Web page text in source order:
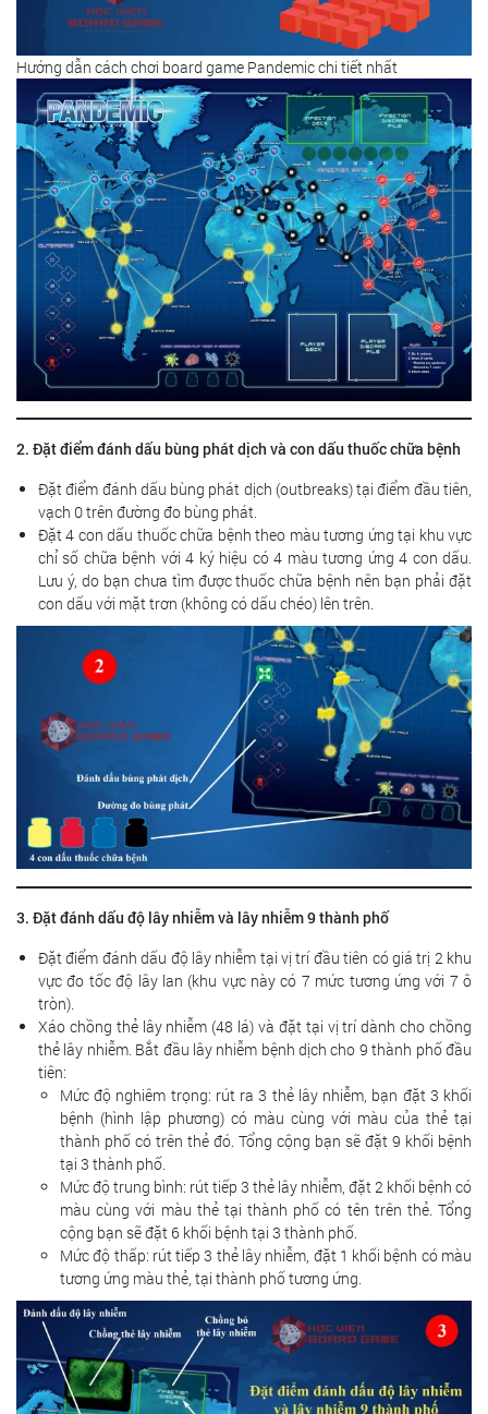
Hướng dẫn cách chơi board game Pandemic chi tiết nhất
2. Đặt điểm đánh dấu bùng phát dịch và con dấu thuốc chữa bệnh
Đặt điểm đánh dấu bùng phát dịch (outbreaks) tại điểm đầu tiên,
vạch 0 trên đường đo bùng phát.
Đặt 4 con dấu thuốc chữa bệnh theo màu tương ứng tại khu vực
chỉ số chữa bệnh với 4 ký hiệu có 4 màu tương ứng 4 con dấu.
Lưu ý, do bạn chưa tìm được thuốc chữa bệnh nên bạn phải đặt
con dấu với mặt trơn (không có dấu chéo) lên trên.
3. Đặt đánh dấu độ lây nhiễm và lây nhiễm 9 thành phố
Đặt điểm đánh dấu độ lây nhiễm tại vị trí đầu tiên có giá trị 2 khu
vực đo tốc độ lây lan (khu vực này có 7 mức tương ứng với 7 ô
tròn).
Xáo chồng thẻ lây nhiễm (48 lá) và đặt tại vị trí dành cho chồng
thẻ lây nhiễm. Bắt đầu lây nhiễm bệnh dịch cho 9 thành phố đầu
tiên:
Mức độ nghiêm trọng: rút ra 3 thẻ lây nhiễm, bạn đặt 3 khối
bệnh (hình lập phương) có màu cùng với màu của thẻ tại
thành phố có trên thẻ đó. Tổng cộng bạn sẽ đặt 9 khối bệnh
tại 3 thành phố.
Mức độ trung bình: rút tiếp 3 thẻ lây nhiễm, đặt 2 khối bệnh có
màu cùng với màu thẻ tại thành phố có tên trên thẻ. Tổng
cộng bạn sẽ đặt 6 khối bệnh tại 3 thành phố.
Mức độ thấp: rút tiếp 3 thẻ lây nhiễm, đặt 1 khối bệnh có màu
tương ứng màu thẻ, tại thành phố tương ứng.